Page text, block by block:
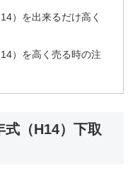
）を出来るだけ高く
）を高く売る時の注
式（H14）下取